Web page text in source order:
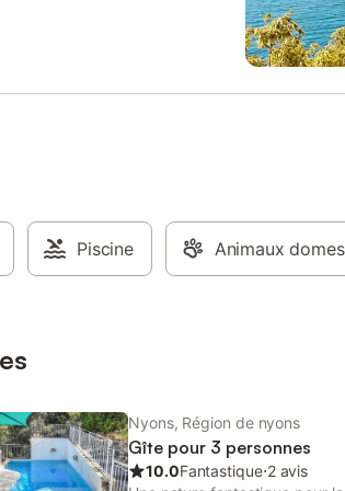
sur la propriété. Les
d’eau avec
avec un lit
chambre
salon
fauteuils,
jardin est
animaux
piscine.
Piscine Animaux
Nyons, Région de nyons
Gîte pour 3 personnes
10.0Fantastique⋅2 avis